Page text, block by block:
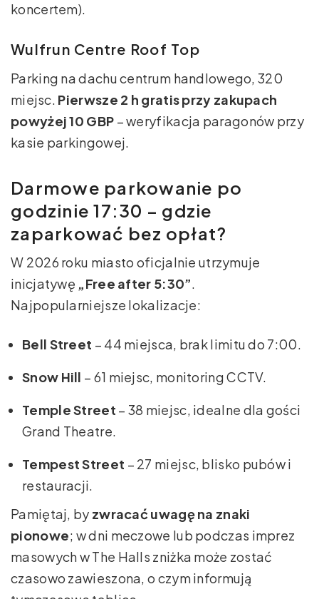
koncertem).
Wulfrun Centre Roof Top
Parking na dachu centrum handlowego, 320
miejsc. Pierwsze 2 h gratis przy zakupach
powyżej 10 GBP – weryfikacja paragonów przy
kasie parkingowej.
Darmowe parkowanie po
godzinie 17:30 – gdzie
zaparkować bez opłat?
W 2026 roku miasto oficjalnie utrzymuje
inicjatywę „Free after 5:30”.
Najpopularniejsze lokalizacje:
Bell Street – 44 miejsca, brak limitu do 7:00.
Snow Hill – 61 miejsc, monitoring CCTV.
Temple Street – 38 miejsc, idealne dla gości
Grand Theatre.
Tempest Street – 27 miejsc, blisko pubów i
restauracji.
Pamiętaj, by zwracać uwagę na znaki
pionowe; w dni meczowe lub podczas imprez
masowych w The Halls zniżka może zostać
czasowo zawieszona, o czym informują